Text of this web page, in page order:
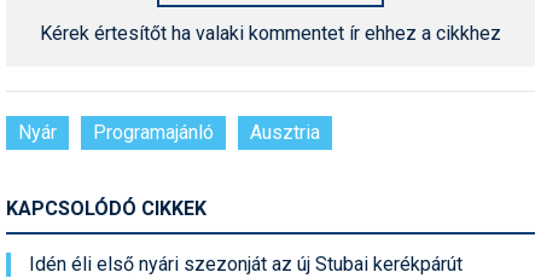
Kérek értesítőt ha valaki kommentet ír ehhez a cikkhez
Nyár Programajánló Ausztria
KAPCSOLÓDÓ CIKKEK
Idén éli első nyári szezonját az új Stubai kerékpárút